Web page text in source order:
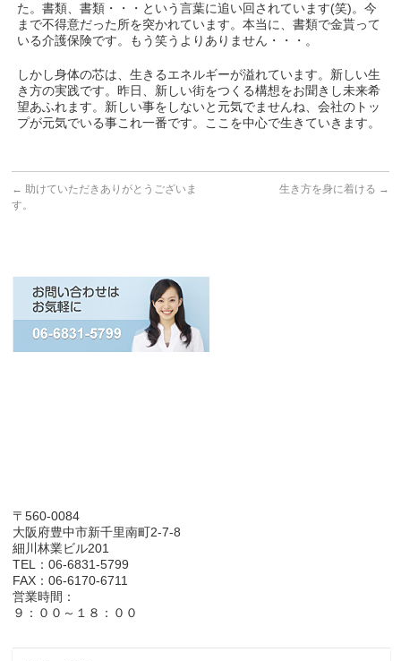
た。書類、書類・・・という言葉に追い回されています(笑)。今
まで不得意だった所を突かれています。本当に、書類で金貰って
いる介護保険です。もう笑うよりありません・・・。
しかし身体の芯は、生きるエネルギーが溢れています。新しい生
き方の実践です。昨日、新しい街をつくる構想をお聞きし未来希
望あふれます。新しい事をしないと元気でませんね、会社のトッ
プが元気でいる事これ一番です。ここを中心で生きていきます。
← 助けていただきありがとうございま
す。
生き方を身に着ける →
〒560-0084
大阪府豊中市新千里南町2-7-8
細川林業ビル201
TEL：06-6831-5799
FAX：06-6170-6711
営業時間：
９：００～１８：００